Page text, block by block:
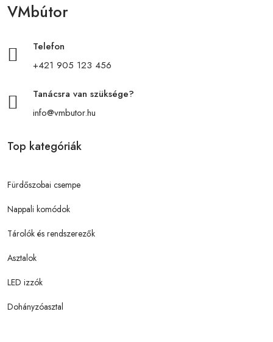
VMbútor
Telefon
+421 905 123 456
Tanácsra van szüksége?
info@vmbutor.hu
Top kategóriák
Fürdőszobai csempe
Nappali komódok
Tárolók és rendszerezők
Asztalok
LED izzók
Dohányzóasztal